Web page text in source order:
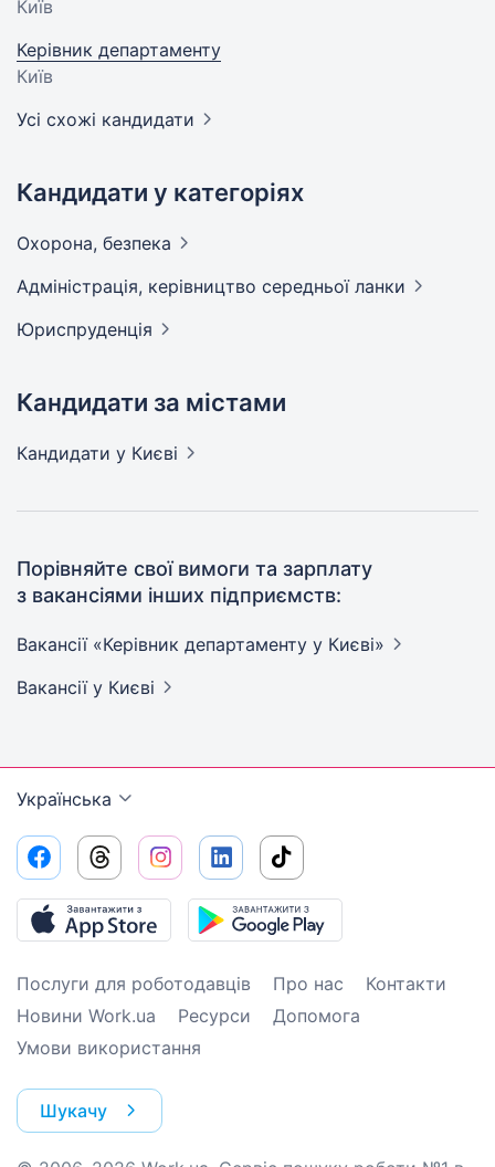
Київ
Керівник департаменту
Київ
Усі схожі кандидати
Кандидати у категоріях
Охорона, безпека
Адмiнiстрацiя, керівництво середньої ланки
Юриспруденція
Кандидати за містами
Кандидати у Києві
Порівняйте свої вимоги та зарплату
з вакансіями інших підприємств:
Вакансії «Керівник департаменту у Києві»
Вакансії у Києві
Українська
Послуги для роботодавців Про нас
Контакти
Новини Work.ua
Ресурси
Допомога
Умови використання
Шукачу